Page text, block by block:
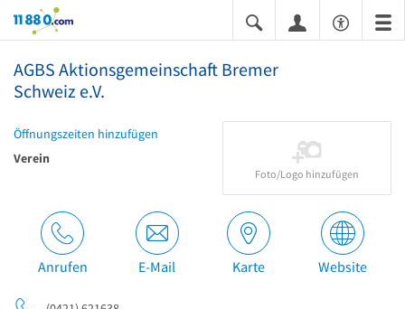
11880.com
AGBS Aktionsgemeinschaft Bremer
Schweiz e.V.
Öffnungszeiten hinzufügen
Verein
Foto/Logo hinzufügen
Anrufen E-Mail Karte Website